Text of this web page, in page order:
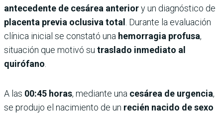
antecedente de cesárea anteriory un diagnóstico de
placenta previa oclusiva total
. Durante la evaluación
clínica inicial se constató una hemorragia profusa,
situación que motivó su traslado inmediato al
quirófano
A las 00:45 horas, mediante una cesárea de urgencia,
se produjo el nacimiento de un recién nacido de sexo